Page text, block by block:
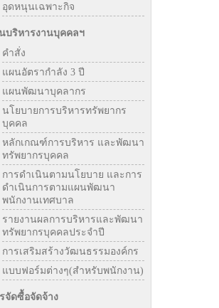
อุดหนุนเฉพาะกิจ
บริหารงานบุคคลฯ
คำสั่ง
แผนอัตรากำลัง 3 ปี
แผนพัฒนาบุคลากร
นโยบายการบริหารทรัพยากร
บุคคล
หลักเกณฑ์การบริหาร และพัฒนา
ทรัพยากรบุคคล
การดำเนินตามนโยบาย และการ
ดำเนินการตามแผนพัฒนา
พนักงานเทศบาล
รายงานผลการบริหารและพัฒนา
ทรัพยากรบุคคลประจำปี
การเสริมสร้างวัฒนธรรมองค์กร
แบบฟอร์มต่างๆ(สำหรับพนักงาน)
จัดซื้อจัดจ้าง